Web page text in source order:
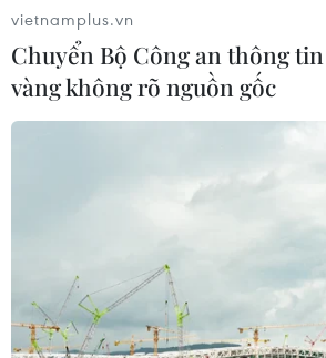
vietnamplus.vn
Chuyển Bộ Công an thông
vàng không rõ nguồn gốc